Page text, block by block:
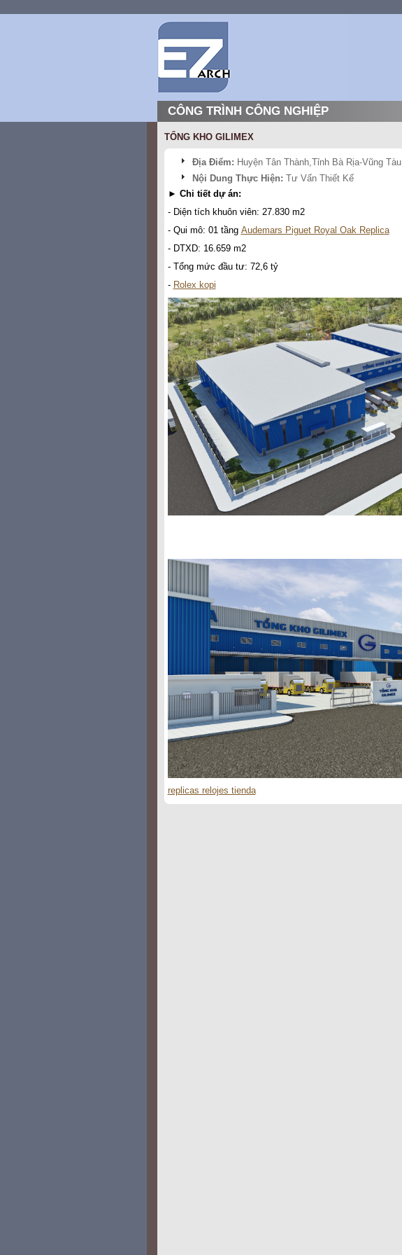
CÔNG TRÌNH CÔNG NGHIỆP
TỔNG KHO GILIMEX
Địa Điểm: Huyện Tân Thành,Tỉnh Bà Rịa-Vũng Tàu
Nội Dung Thực Hiện: Tư Vấn Thiết Kế
► Chi tiết dự án:
- Diện tích khuôn viên: 27.830 m2
- Qui mô: 01 tầng Audemars Piguet Royal Oak Replica
- DTXD: 16.659 m2
- Tổng mức đầu tư: 72,6 tỷ
- Rolex kopi
replicas relojes tienda